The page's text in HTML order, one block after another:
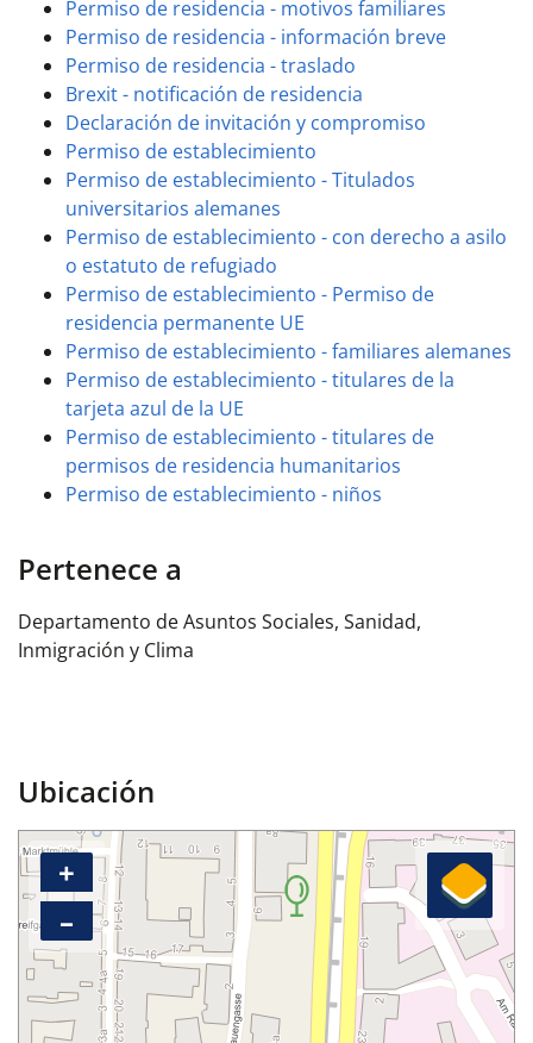
Permiso de residencia - motivos familiares
Permiso de residencia - información breve
Permiso de residencia - traslado
Brexit - notificación de residencia
Declaración de invitación y compromiso
Permiso de establecimiento
Permiso de establecimiento - Titulados
universitarios alemanes
Permiso de establecimiento - con derecho a asilo
o estatuto de refugiado
Permiso de establecimiento - Permiso de
residencia permanente UE
Permiso de establecimiento - familiares alemanes
Permiso de establecimiento - titulares de la
tarjeta azul de la UE
Permiso de establecimiento - titulares de
permisos de residencia humanitarios
Permiso de establecimiento - niños
Pertenece a
Departamento de Asuntos Sociales, Sanidad,
Inmigración y Clima
Ubicación
+
–